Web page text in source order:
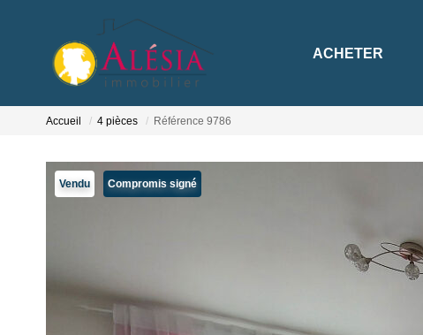
ACHETER
Accueil 4 pièces Référence 9786
Vendu Compromis signé